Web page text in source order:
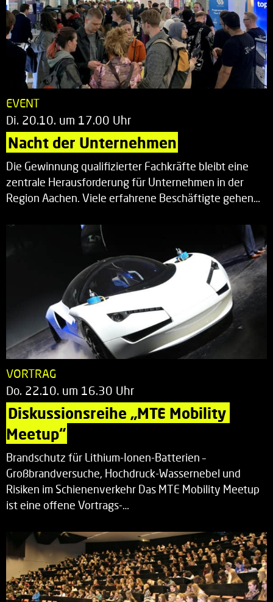
EVENT
Di. 20.10. um 17.00 Uhr
Nacht der Unternehmen
Die Gewinnung qualifizierter Fachkräfte bleibt eine
zentrale Herausforderung für Unternehmen in der
Region Aachen. Viele erfahrene Beschäftigte gehen…
VORTRAG
Do. 22.10. um 16.30 Uhr
Diskussionsreihe „MTE Mobility
Meetup“
Brandschutz für Lithium-Ionen-Batterien –
Großbrandversuche, Hochdruck-Wassernebel und
Risiken im Schienenverkehr Das MTE Mobility Meetup
ist eine offene Vortrags-…